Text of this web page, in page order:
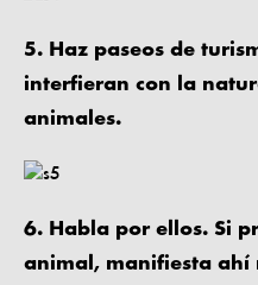
5. Haz paseos de
interfieran con la
animales.
6. Habla por ellos. Si
animal, manifiesta ahí